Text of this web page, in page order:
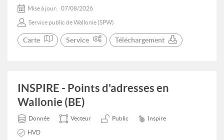
Mise à jour: 07/08/2026
Service public de Wallonie (SPW)
Carte Service Téléchargement
INSPIRE - Points d'adresses en
Wallonie (BE)
Donnée Vecteur Public Inspire
HVD